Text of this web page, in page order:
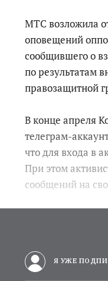
МТС возложила
оповещений
сообщившего о
по результатам
правозащитной
В конце апреля
телеграм-
что для входа в
При этом
сообщений на
Я УЖЕ